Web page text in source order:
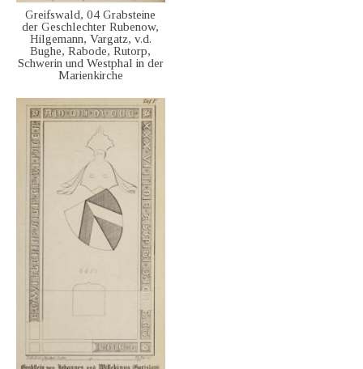
Greifswald, 04 Grabsteine
der Geschlechter Rubenow,
Hilgemann, Vargatz, v.d.
Bughe, Rabode, Rutorp,
Schwerin und Westphal in der
Marienkirche